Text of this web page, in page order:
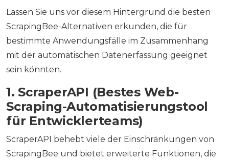
Lassen Sie uns vor diesem Hintergrund die besten
ScrapingBee-Alternativen erkunden, die für
bestimmte Anwendungsfälle im Zusammenhang
mit der automatischen Datenerfassung geeignet
sein könnten.
1. ScraperAPI (Bestes Web-
Scraping-Automatisierungstool
für Entwicklerteams)
ScraperAPI behebt viele der Einschränkungen von
ScrapingBee und bietet erweiterte Funktionen, die